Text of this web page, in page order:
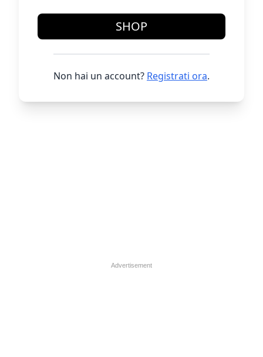
SHOP
Non hai un account? Registrati ora.